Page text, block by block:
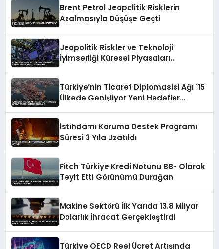
Brent Petrol Jeopolitik Risklerin
Azalmasıyla Düşüşe Geçti
Jeopolitik Riskler ve Teknoloji
İyimserliği Küresel Piyasaları
Türkiye’nin Ticaret Diplomasisi Ağı 115
Ülkede Genişliyor Yeni Hedefler
İstihdamı Koruma Destek Programı
Süresi 3 Yıla Uzatıldı
Fitch Türkiye Kredi Notunu BB- Olarak
Teyit Etti Görünümü Durağan
Makine Sektörü İlk Yarıda 13.8 Milyar
Dolarlık İhracat Gerçekleştirdi
Türkiye OECD Reel Ücret Artışında